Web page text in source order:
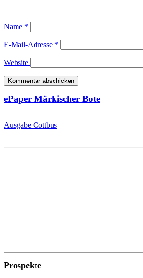
Name *
E-Mail-Adresse *
Website
ePaper Märkischer Bote
Ausgabe Cottbus
Prospekte